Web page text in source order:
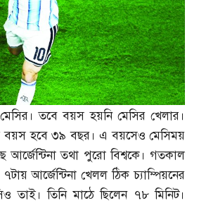
তবে বয়স হয়নি মেসির খেলার।
হবে ৩৯ বছর। এ বয়সেও মেসিময়
তথা পুরো বিশ্বকে। গতকাল
আর্জেন্টিনা খেলল ঠিক চ্যাম্পিয়নের
তাই। তিনি মাঠে ছিলেন ৭৮ মিনিট।